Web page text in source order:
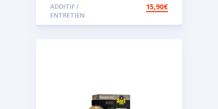
pour direction
assistée
ADDITIF /
ENTRETIEN
15,90€